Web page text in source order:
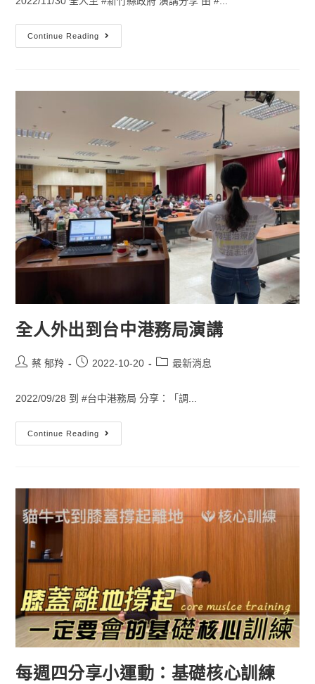
Continue Reading
全人外出到台中港務局演講
蔡 郁羚 2022-10-20 最新消息
2022/09/28 到 #台中港務局 分享：「調...
Continue Reading
每週四分享小運動：基礎核心訓練